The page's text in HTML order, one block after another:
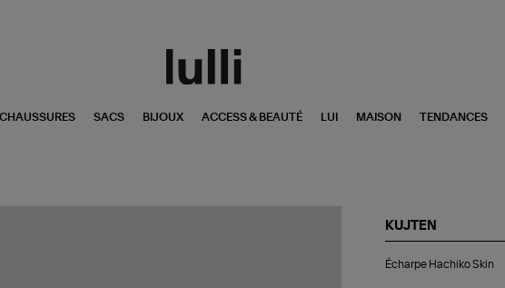
CHAUSSURES SACS BIJOUX ACCESS & BEAUTÉ LUI MAISON TENDANCES
KUJTEN
Hachiko
Écharpe Hachiko Skin